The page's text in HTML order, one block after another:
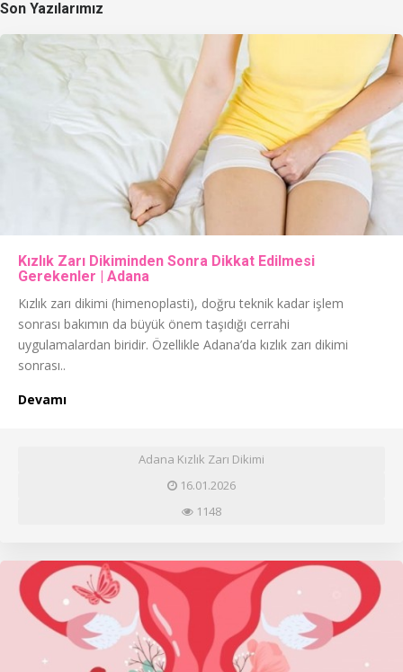
Son Yazılarımız
Kızlık Zarı Dikiminden Sonra Dikkat Edilmesi
Gerekenler | Adana
Kızlık zarı dikimi (himenoplasti), doğru teknik kadar işlem
sonrası bakımın da büyük önem taşıdığı cerrahi
uygulamalardan biridir. Özellikle Adana’da kızlık zarı dikimi
sonrası..
Devamı
Adana Kızlık Zarı Dikimi
16.01.2026
1148